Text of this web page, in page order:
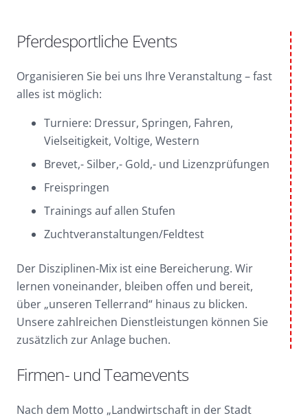
Pferdesportliche Events
Organisieren Sie bei uns Ihre Veranstaltung – fast
alles ist möglich:
Turniere: Dressur, Springen, Fahren,
Vielseitigkeit, Voltige, Western
Brevet,- Silber,- Gold,- und Lizenzprüfungen
Freispringen
Trainings auf allen Stufen
Zuchtveranstaltungen/Feldtest
Der Disziplinen-Mix ist eine Bereicherung. Wir
lernen voneinander, bleiben offen und bereit,
über „unseren Tellerrand“ hinaus zu blicken.
Unsere zahlreichen Dienstleistungen können Sie
zusätzlich zur Anlage buchen.
Firmen- und Teamevents
Nach dem Motto „Landwirtschaft in der Stadt